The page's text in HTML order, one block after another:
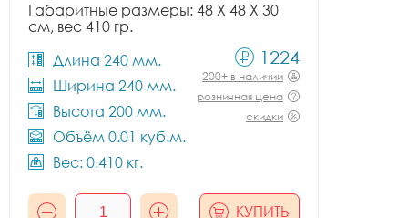
Габаритные размеры: 48 X 48 X 30
см, вес 410 гр.
Длина 240 мм.
Ширина 240 мм.
Высота 200 мм.
Объём 0.01 куб.м.
Вес: 0.410 кг.
1224
200+ в наличии
розничная цена
скидки
КУПИТЬ